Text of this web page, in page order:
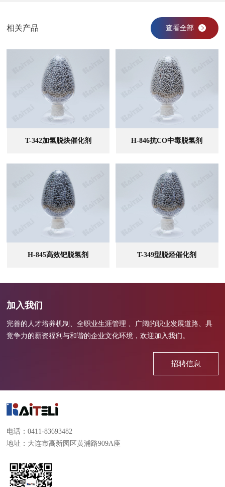
相关产品 查看全部
T-342加氢脱炔催化剂
查看全部
H-846抗CO中毒脱氢剂
查看全部
H-845高效钯脱氢剂
查看全部
T-349型脱烃催化剂
加入我们
完善的人才培养机制、全职业生涯管理 、广阔的职业发展道路、具
竞争力的薪资福利与和谐的企业文化环境，欢迎加入我们。
招聘信息
电话：0411-83693482
地址：大连市高新园区黄浦路909A座